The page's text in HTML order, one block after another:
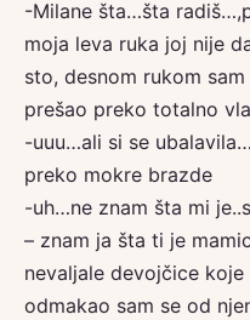
-Milane šta…šta
moja leva ruka joj nije
sto, desnom rukom
prešao preko totalno
-uuu…ali si se
preko mokre brazde
-uh…ne znam šta mi
– znam ja šta ti je
nevaljale devojčice
odmakao sam se od